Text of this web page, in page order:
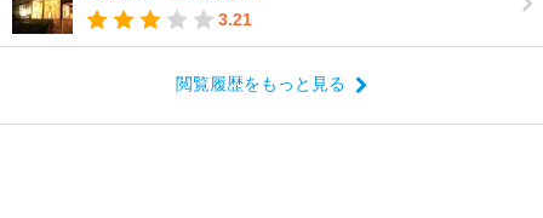
3.21
閲覧履歴をもっと見る